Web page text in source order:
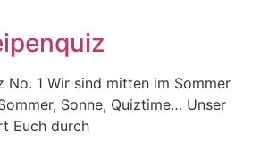
No. 1 Wir sind mitten im Sommer
Sonne, Quiztime… Unser
Euch durch